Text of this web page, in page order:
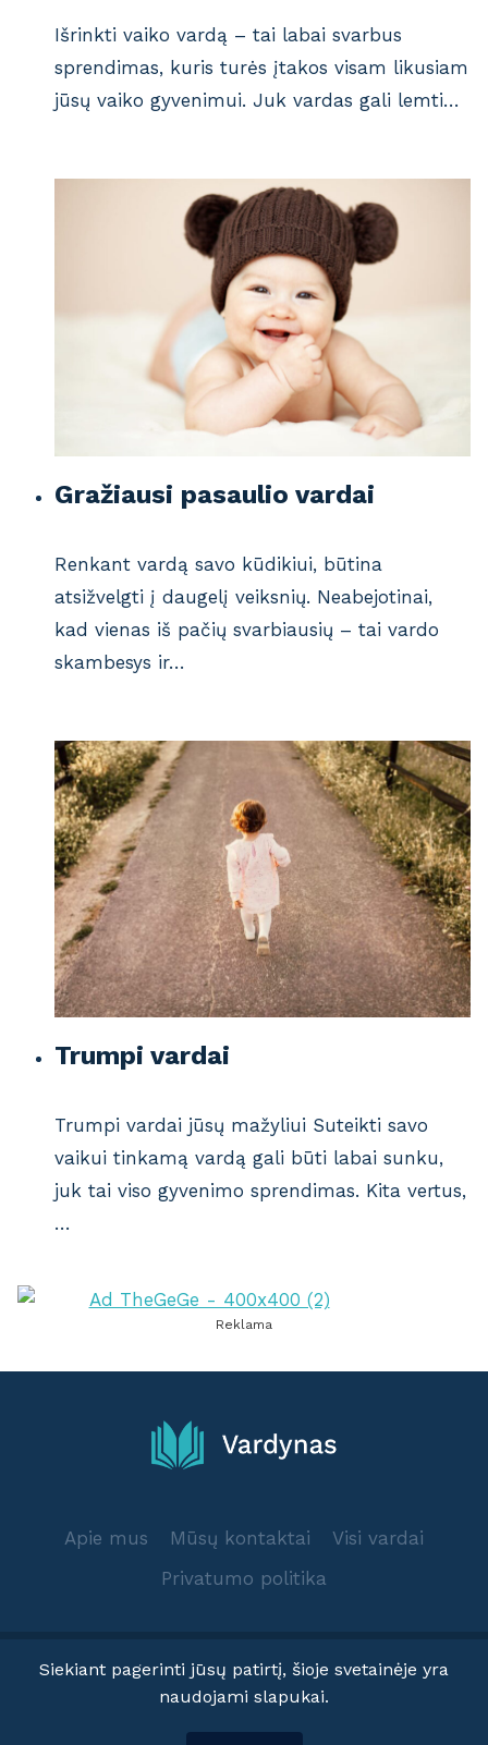
Išrinkti vaiko vardą – tai labai svarbus
sprendimas, kuris turės įtakos visam likusiam
jūsų vaiko gyvenimui. Juk vardas gali lemti…
Gražiausi pasaulio vardai
Renkant vardą savo kūdikiui, būtina
atsižvelgti į daugelį veiksnių. Neabejotinai,
kad vienas iš pačių svarbiausių – tai vardo
skambesys ir…
Trumpi vardai
Trumpi vardai jūsų mažyliui Suteikti savo
vaikui tinkamą vardą gali būti labai sunku,
juk tai viso gyvenimo sprendimas. Kita vertus,
…
Reklama
Apie mus Mūsų kontaktai
Visi vardai
Privatumo politika
© 2025 Vardynas.info
Siekiant pagerinti jūsų patirtį, šioje svetainėje yra
naudojami slapukai.